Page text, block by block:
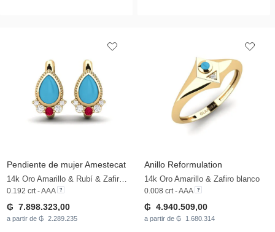
Pendiente de mujer Amestecat
14k Oro Amarillo & Rubí & Zafiro blanco
0.192 crt - AAA
₲ 7.898.323,00
a partir de ₲ 2.289.235
Anillo Reformulation
14k Oro Amarillo & Zafiro blanco
0.008 crt - AAA
₲ 4.940.509,00
a partir de ₲ 1.680.314